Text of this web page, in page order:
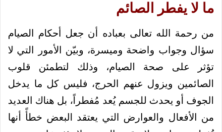
ما لا يفطر الصائم
من رحمة الله تعالى بعباده أن جعل أحكام الصيام
سؤال وجواب واضحة وميسرة، وبيّن الأمور التي لا
تؤثر على صحة الصيام، وذلك لتطمئن قلوب
الصائمين ويزول عنهم الحرج، فليس كل ما يدخل
الجوف أو يحدث للجسم يُعد مُفطراً، بل هناك العديد
من الأفعال والعوارض التي يعتقد البعض خطأً أنها